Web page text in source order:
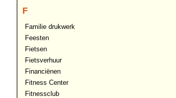
F
Familie drukwerk
Feesten
Fietsen
Fietsverhuur
Financiënen
Fitness Center
Fitnessclub